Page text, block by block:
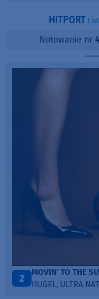
HITPORT
Notowanie nr
3
LEGENDARY
KATY PERRY &